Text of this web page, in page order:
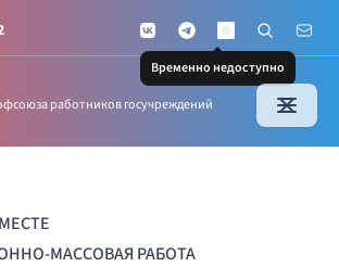
VKontakteTelegramMAX
Временно недоступно
Поиск по
Почта
работников госучреждений
МАССОВАЯ РАБОТА